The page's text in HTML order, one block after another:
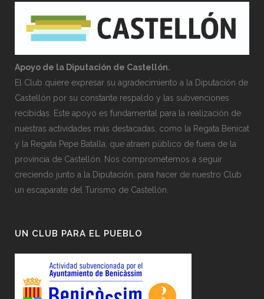
Apoyo de la Diputación de Castellón.
El Club quiere expresar su agradecimiento a la Diputación de
Castellón por su constante respaldo y las subvenciones
recibidas. Este apoyo es fundamental para la realización de
nuestras actividades más destacadas, como la Regata Benicat
y la Regata Pepe Batalla, que atraen público de fuera de la
provincia de Castellón. Nos comprometemos a seguir
creciendo junto a la Diputación, para hacer de nuestro Club
un escaparate del Turismo de Castellón.
UN CLUB PARA EL PUEBLO